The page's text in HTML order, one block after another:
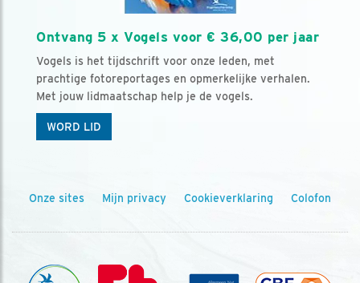
Ontvang 5 x Vogels voor € 36,00 per jaar
Vogels is het tijdschrift voor onze leden, met
prachtige fotoreportages en opmerkelijke verhalen.
Met jouw lidmaatschap help je de vogels.
WORD LID
Onze sites Mijn privacy Cookieverklaring Colofon